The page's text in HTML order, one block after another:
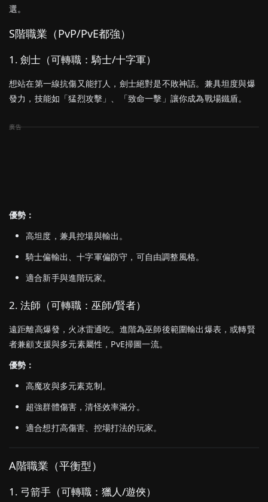
選。
S階職業（PvP/PvE都強）
1. 劍士（可轉職：騎士/十字軍）
想站在第一線抗傷又能打人， 劍士絕對是不敗神話。 兼具坦度與爆
發力， 技能如「猛烈攻擊」、「致命一擊」 讓你成為戰場鐵盾。
優勢：
高坦度， 兼具控場與輸出。
騎士偏輸出、十字軍偏防守， 可自由調整風格。
適合新手與進階玩家。
2. 法師（可轉職： 巫師/賢者）
遠距離高爆發， 火冰雷通吃。 進階為巫師後範圍輸出爆表，或轉賢
者兼顧支援與多元素屬性， PvE掃圖一流。
優勢：
高魔攻與多元素克制。
超強群體傷害，清怪效率滿分。
適合想打高傷害、 控場打法的玩家。
A階職業（平衡型）
1. 弓箭手（可轉職： 獵人/遊俠）